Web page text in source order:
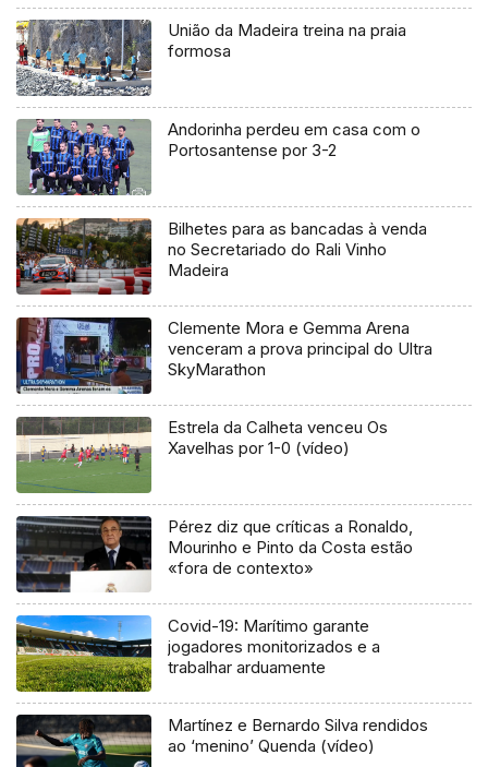
União da Madeira treina na praia
formosa
Andorinha perdeu em casa com o
Portosantense por 3-2
Bilhetes para as bancadas à venda
no Secretariado do Rali Vinho
Madeira
Clemente Mora e Gemma Arena
venceram a prova principal do Ultra
SkyMarathon
Estrela da Calheta venceu Os
Xavelhas por 1-0 (vídeo)
Pérez diz que críticas a Ronaldo,
Mourinho e Pinto da Costa estão
«fora de contexto»
Covid-19: Marítimo garante
jogadores monitorizados e a
trabalhar arduamente
Martínez e Bernardo Silva rendidos
ao ‘menino’ Quenda (vídeo)